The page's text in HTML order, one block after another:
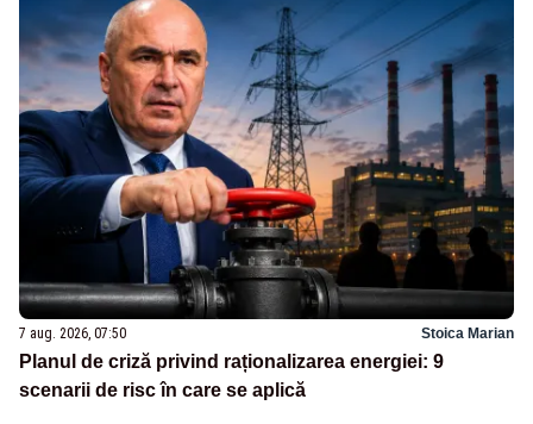
7 aug. 2026, 07:50 Stoica Marian
Planul de criză privind raționalizarea energiei: 9
scenarii de risc în care se aplică